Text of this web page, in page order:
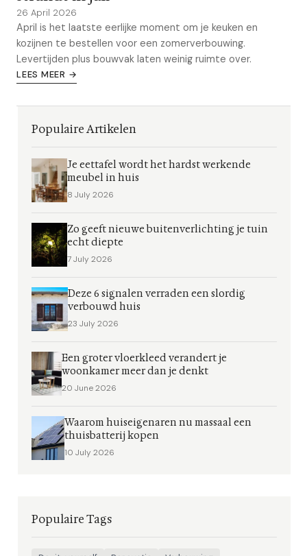
26 April 2026
April is het laatste eerlijke moment om je keuken en
kozijnen te bestellen voor een zomerverbouwing.
Levertijden plus bouwvak laten weinig ruimte over.
LEES MEER →
Populaire Artikelen
Je eettafel wordt het hardst werkende
meubel in huis
8 July 2026
Zo geeft nieuwe buitenverlichting je tuin
echt diepte
7 July 2026
Deze 6 signalen verraden een slordig
verbouwd huis
23 July 2026
Een groter vloerkleed verandert je
woonkamer meer dan je denkt
20 June 2026
Waarom huiseigenaren nu massaal een
thuisbatterij kopen
10 July 2026
Populaire Tags